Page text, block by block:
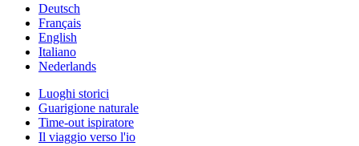
Deutsch
Français
English
Italiano
Nederlands
Luoghi storici
Guarigione naturale
Time-out ispiratore
Il viaggio verso l'io